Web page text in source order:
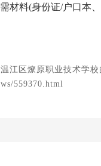
材料(身份证/户口本
江区燎原职业技术学
559370.html